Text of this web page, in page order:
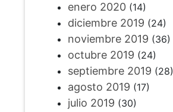
enero 2020(14)
diciembre 2019 (24)
noviembre 2019 (36)
octubre 2019 (24)
septiembre 2019 (28)
agosto 2019 (17)
julio 2019 (30)